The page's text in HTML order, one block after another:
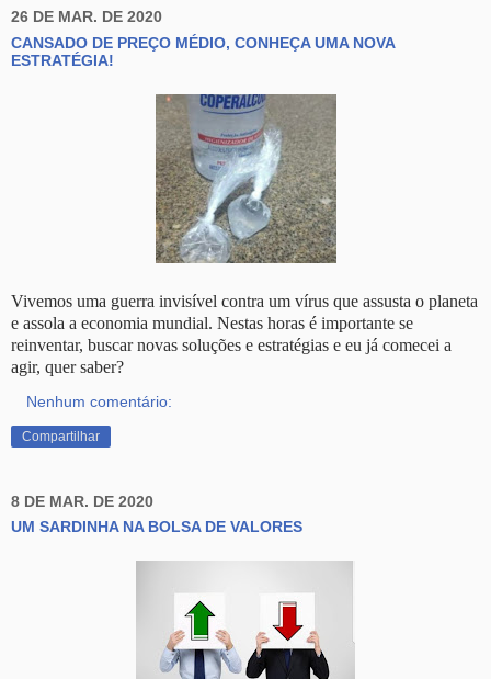
26 DE MAR. DE 2020
CANSADO DE PREÇO MÉDIO, CONHEÇA UMA NOVA
ESTRATÉGIA!
Vivemos uma guerra invisível contra um vírus que assusta o planeta
e assola a economia mundial. Nestas horas é importante se
reinventar, buscar novas soluções e estratégias e eu já comecei a
agir, quer saber?
Nenhum comentário:
Compartilhar
8 DE MAR. DE 2020
UM SARDINHA NA BOLSA DE VALORES